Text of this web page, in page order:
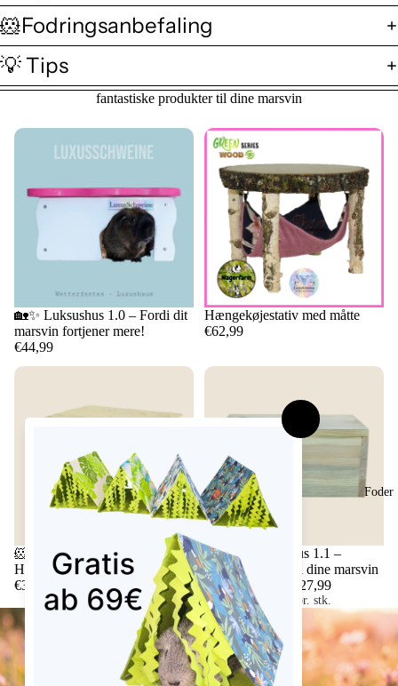
Foder
🐹Fodringsanbefaling
💡 Tips
fantastiske produkter til dine marsvin
🏡✨ Luksushus 1.0 – Fordi dit
marsvin fortjener mere!
€44,99
Hængekøjestativ med måtte
€62,99
🐹 Bondegårdshus 1.0 –
Hyggeligt sovehus til marsvin
€35,99
🐹 Bondegårdshus 1.1 –
Hyggelig bolig til dine marsvin
€27,99
Grundpris€27,99 pr. stk.